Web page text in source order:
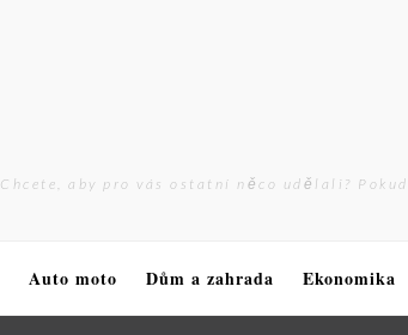
Chcete, aby pro vás ostatní něco udělali?
Auto moto Dům a zahrada Ekonomika